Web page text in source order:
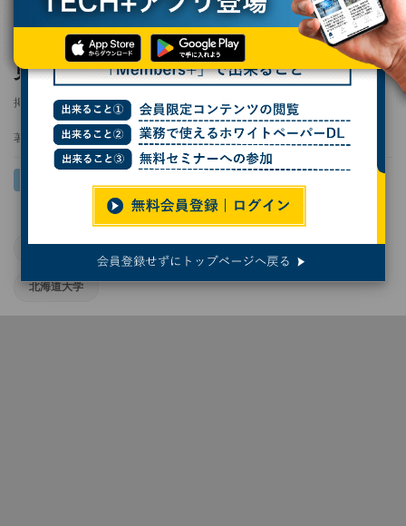
小惑星リュウグウから“太陽系最古の岩石”発見 北大など
小惑星リュウグウから“太陽系最古の岩石”発
見 北大など
掲載日 2025/07/18 20:00
著者： 波留久泉
宇宙 天文学 はやぶさ2 JAMSTEC
北海道大学